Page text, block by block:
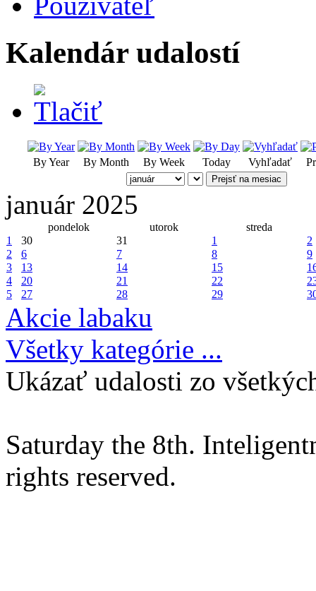
Kalendár udalostí
By Year By Month By Week Today Vyhľadať
Prejsť na mesiac
január 2025
pondelok utorok
streda
1
30 31 1
2
2
6 7 8
9
3
13 14 15
4
20 21 22
5
27 28 29
Akcie labaku
Všetky kategórie ...
Ukázať udalosti zo
Saturday the 8th.
rights reserved.